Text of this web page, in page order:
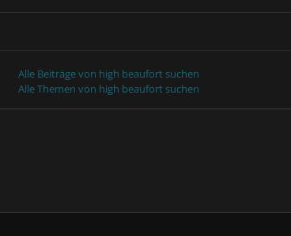
Alle Beiträge von high beaufort suchen
Alle Themen von high beaufort suchen